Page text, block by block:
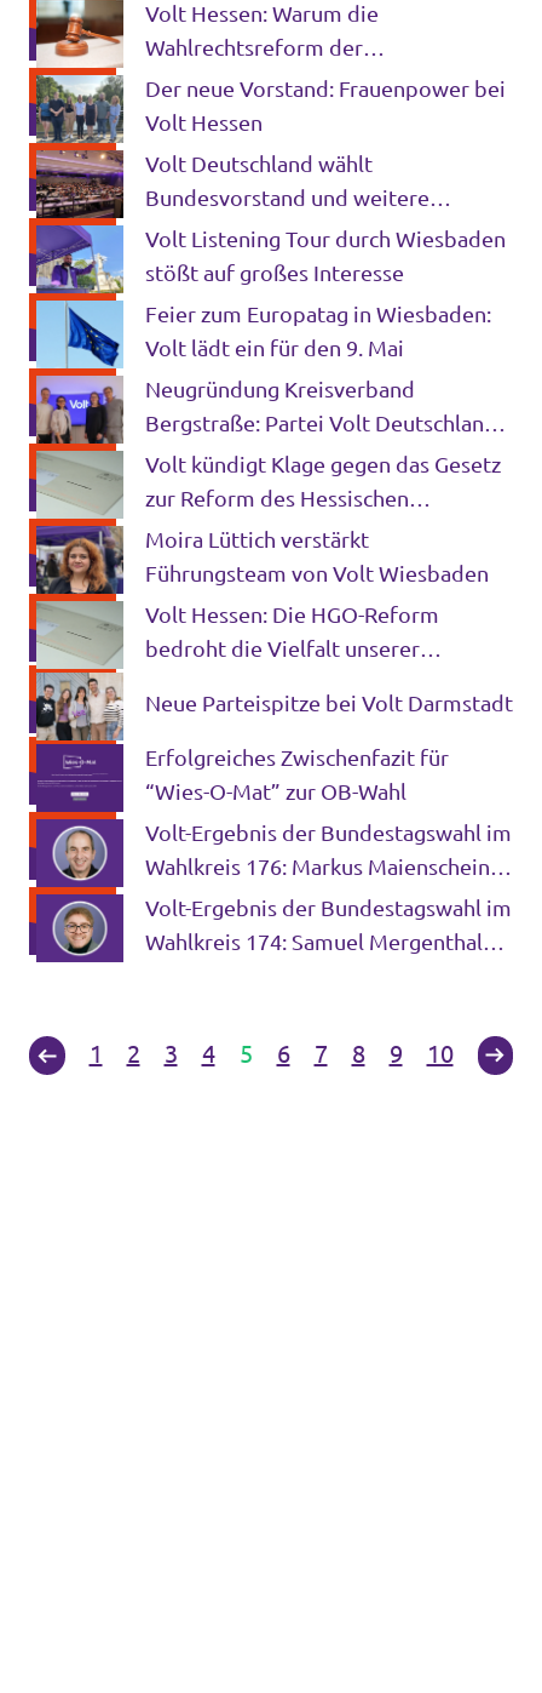
Volt Hessen: Warum die
Wahlrechtsreform der
Landesregierung haltlos ist
Der neue Vorstand: Frauenpower bei
Volt Hessen
Volt Deutschland wählt
Bundesvorstand und weitere
Schlüsselämter für die kommenden
Jahre
Volt Listening Tour durch Wiesbaden
stößt auf großes Interesse
Feier zum Europatag in Wiesbaden:
Volt lädt ein für den 9. Mai
Neugründung Kreisverband
Bergstraße: Partei Volt Deutschland
setzt auf europäische
Zusammenarbeit und innovative
Lösungen für die Region
Volt kündigt Klage gegen das Gesetz
zur Reform des Hessischen
Kommunalrechts an
Moira Lüttich verstärkt
Führungsteam von Volt Wiesbaden
Volt Hessen: Die HGO-Reform
bedroht die Vielfalt unserer
Neue Parteispitze bei Volt Darmstadt
Erfolgreiches Zwischenfazit für
“Wies-O-Mat” zur OB-Wahl
Volt-Ergebnis der Bundestagswahl im
Wahlkreis 176: Markus Maienschein
freut sich über 2.575 Stimmen
Volt-Ergebnis der Bundestagswahl im
Wahlkreis 174: Samuel Mergenthal
1 2 3 4 5 6 7 8 9 10